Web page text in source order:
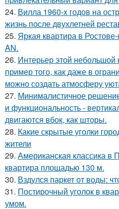
24. Вилла 1960-х годов на
жизнь после двухлетней
25. Яркая квартира в
AN.
26. Интерьер этой небольшой
пример того, как даже в
можно создать атмосферу
27. Минималистичное
и функциональность -
двигаются вбок, как шторы.
28. Какие скрытые уголки
жители
29. Американская классика в
квартира площадью 130 м.
30. Вздулся паркет от воды:
31. Постирочный уголок в
умом.